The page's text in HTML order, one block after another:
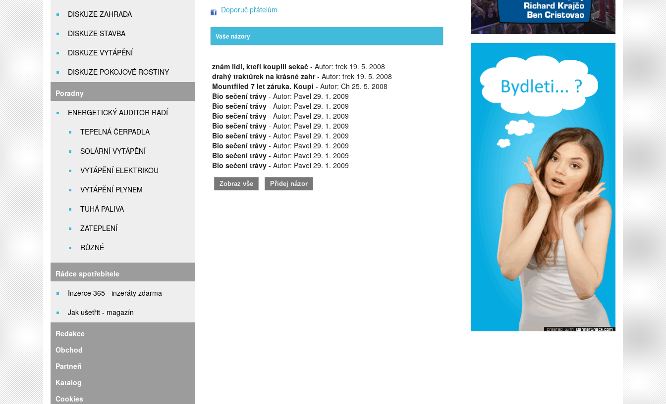
DISKUZE ZAHRADA
DISKUZE STAVBA
DISKUZE VYTÁPĚNÍ
DISKUZE POKOJOVÉ ROSTINY
Poradny
ENERGETICKÝ AUDITOR RADÍ
TEPELNÁ ČERPADLA
SOLÁRNÍ VYTÁPĚNÍ
VYTÁPĚNÍ ELEKTRIKOU
VYTÁPĚNÍ PLYNEM
TUHÁ PALIVA
ZATEPLENÍ
RŮZNÉ
Rádce spotřebitele
Inzerce 365 - inzeráty zdarma
Jak ušetřit - magazín
Redakce
Obchod
Partneři
Katalog
Cookies
Doporuč přátelům
Vaše názory
znám lidi, kteří koupili sekač- Autor: trek 19. 5. 2008
drahý traktůrek na krásné zahr- Autor: trek 19. 5. 2008
Mountfiled 7 let záruka. Koupi - Autor: Ch 25. 5. 2008
Bio sečení trávy- Autor: Pavel 29. 1. 2009
Bio sečení trávy- Autor: Pavel 29. 1. 2009
Bio sečení trávy- Autor: Pavel 29. 1. 2009
Bio sečení trávy- Autor: Pavel 29. 1. 2009
Bio sečení trávy- Autor: Pavel 29. 1. 2009
Bio sečení trávy- Autor: Pavel 29. 1. 2009
Bio sečení trávy- Autor: Pavel 29. 1. 2009
Bio sečení trávy- Autor: Pavel 29. 1. 2009